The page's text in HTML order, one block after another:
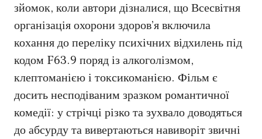
зйомок, коли автори дізналися, що Всесвітня
організація охорони здоров’я включила
кохання до переліку психічних відхилень під
кодом F63.9 поряд із алкоголізмом,
клептоманією і токсикоманією. Фільм є
досить несподіваним зразком романтичної
комедії: у стрічці різко та зухвало доводяться
до абсурду та вивертаються навиворіт звичні